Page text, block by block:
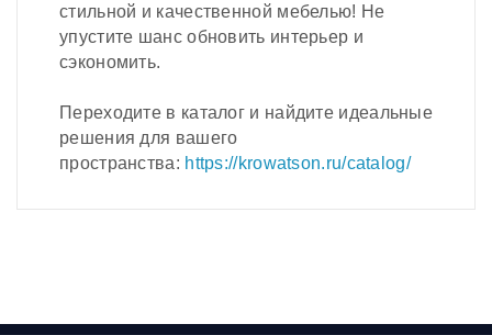
стильной и качественной мебелью! Не
упустите шанс обновить интерьер и
сэкономить.
Переходите в каталог и найдите идеальные
решения для вашего
пространства: https://krowatson.ru/catalog/